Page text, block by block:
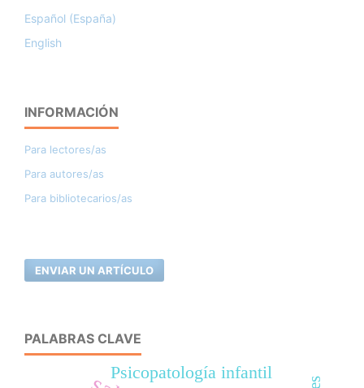
Español (España)
English
INFORMACIÓN
Para lectores/as
Para autores/as
Para bibliotecarios/as
ENVIAR UN ARTÍCULO
PALABRAS CLAVE
Psicopatología infantil